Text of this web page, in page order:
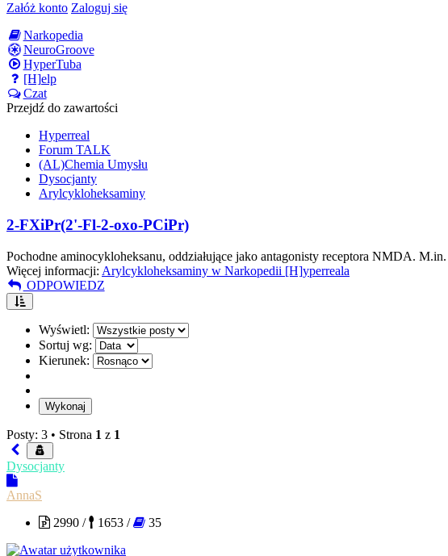
Załóż konto Zaloguj się
Narkopedia
NeuroGroove
HyperTuba
[H]elp
Czat
Przejdź do zawartości
Hyperreal
Forum TALK
(AL)Chemia Umysłu
Dysocjanty
Arylcykloheksaminy
2-FXiPr(2'-Fl-2-oxo-PCiPr)
Pochodne aminocykloheksanu, oddziałujące jako antagonisty receptora NMDA. M.in.
Więcej informacji: Arylcykloheksaminy w Narkopedii [H]yperreala
ODPOWIEDZ
Wyświetl:
Sortuj wg:
Kierunek:
Posty: 3 • Strona 1 z 1
Dysocjanty
AnnaS
2990 /
1653 / 35